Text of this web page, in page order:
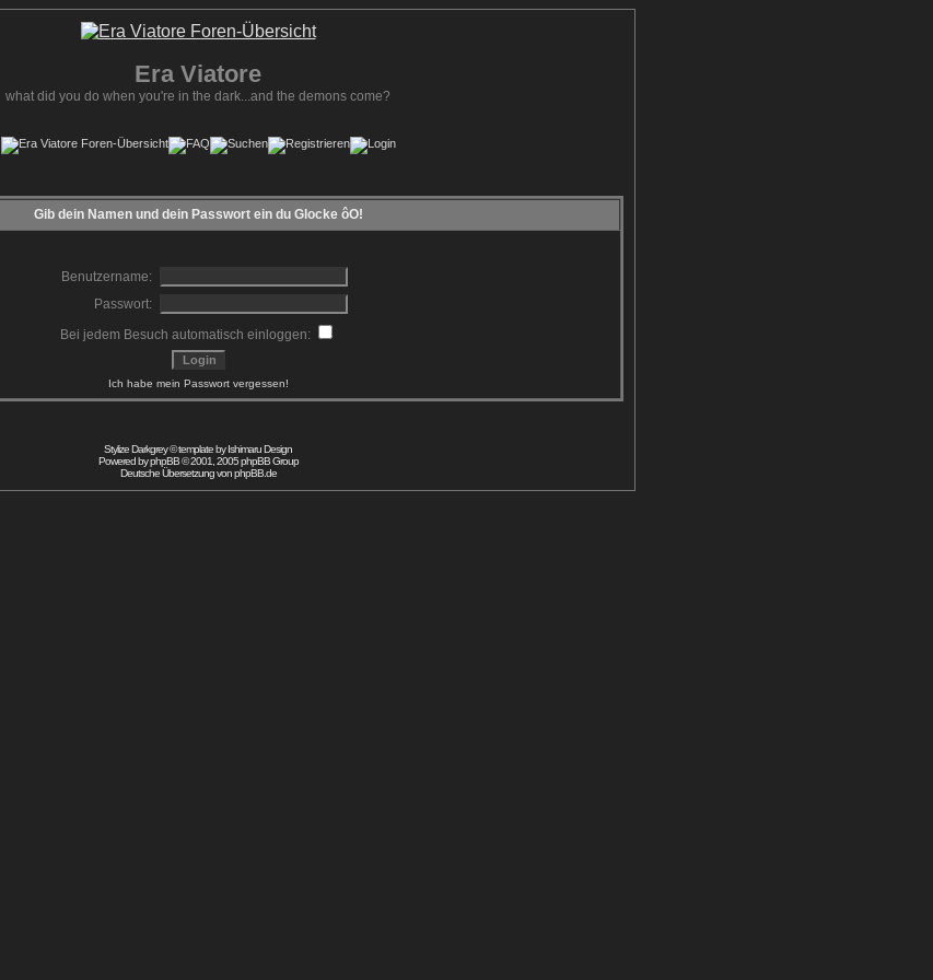
Era Viatore
what did you do when you're in the dark...and the demons come?
Gib dein Namen und dein Passwort ein du Glocke ôO!
Benutzername:
Passwort:
Bei jedem Besuch automatisch einloggen:
Ich habe mein Passwort vergessen!
Stylize Darkgrey © template byIshimaru Design
Powered byphpBB© 2001, 2005 phpBB Group
Deutsche Übersetzung vonphpBB.de